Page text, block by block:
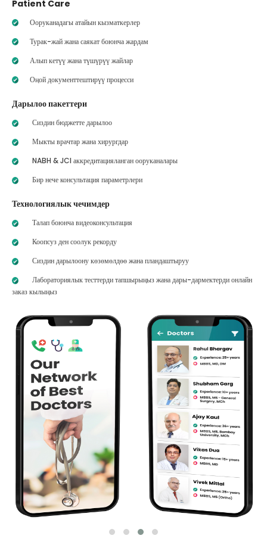
Patient Care
Ооруканадагы атайын кызматкерлер
Турак-жай жана саякат боюнча жардам
Алып кетүү жана түшүрүү жайлар
Оңой документтештирүү процесси
Дарылоо пакеттери
Сиздин бюджетте дарылоо
Мыкты врачтар жана хирургдар
NABH & JCI аккредитацияланган ооруканалары
Бир нече консультация параметрлери
Технологиялык чечимдер
Талап боюнча видеоконсультация
Коопсуз ден соолук рекорду
Сиздин дарылоону көзөмөлдөө жана пландаштыруу
Лабораториялык тесттерди тапшырыңыз жана дары-дармектерди онлайн
заказ кылыңыз